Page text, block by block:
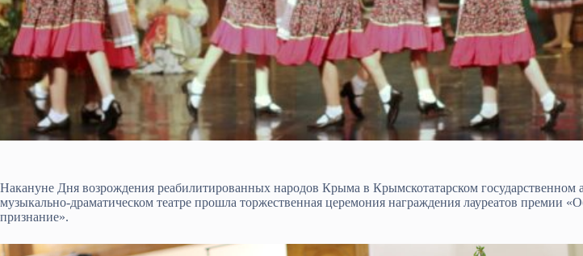
Накануне Дня возрождения реабилитированных народов Крыма в Крымскотатарском государственном
музыкально-драматическом театре прошла торжественная церемония награждения лауреатов премии
признание».